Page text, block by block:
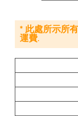
* 此處所示所
運費.